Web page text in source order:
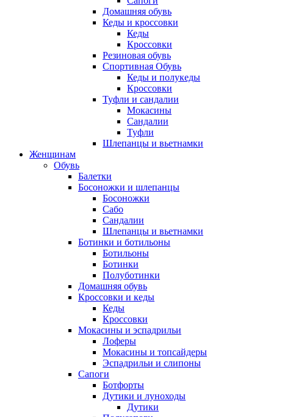
Домашняя обувь
Кеды и кроссовки
Кеды
Кроссовки
Резиновая обувь
Спортивная Обувь
Кеды и полукеды
Кроссовки
Туфли и сандалии
Мокасины
Сандалии
Туфли
Шлепанцы и вьетнамки
Женщинам
Обувь
Балетки
Босоножки и шлепанцы
Босоножки
Сабо
Сандалии
Шлепанцы и вьетнамки
Ботинки и ботильоны
Ботильоны
Ботинки
Полуботинки
Домашняя обувь
Кроссовки и кеды
Кеды
Кроссовки
Мокасины и эспадрильи
Лоферы
Мокасины и топсайдеры
Эспадрильи и слипоны
Сапоги
Ботфорты
Дутики и луноходы
Дутики